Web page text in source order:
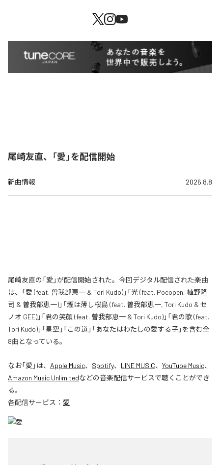
尾崎友直、「愛」を配信開始
新曲情報 2026.8.8
尾崎友直の「愛」が配信開始された。今回デジタル配信された楽曲
は、「愛 (feat. 曽我部恵一 & Tori Kudo)」「光 (feat. Pocopen, 植野隆
司 & 曽我部恵一)」「煙は薄し桜島 (feat. 曽我部恵一, Tori Kudo & セ
ノオ GEE)」「君の笑顔 (feat. 曽我部恵一 & Tori Kudo)」「君の歌 (feat.
Tori Kudo)」「星空」「この道」「あなたはわたしの愛する子」を含む全
8曲となっている。
なお「愛 」は、 Apple Music、 Spotify、 LINE MUSIC、 YouTube Music、
Amazon Music Unlimitedなどの音楽配信サービスで聴くことができ
る。
各配信サービス： 愛